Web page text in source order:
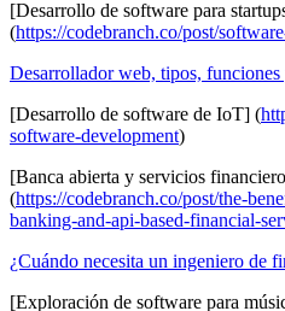
[Desarrollo de software para
(https://codebranch.co/post/
Desarrollador web, tipos, funciones
[Desarrollo de software de IoT] (
software-development)
[Banca abierta y servicios
(https://codebranch.co/post/the-
banking-and-api-based-financial-
¿Cuándo necesita un ingeniero de
[Exploración de software para